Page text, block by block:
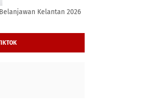
Kelantan 2026